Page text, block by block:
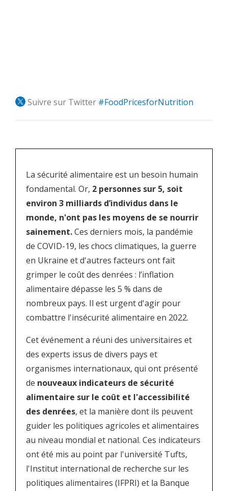
Suivre sur Twitter #FoodPricesforNutrition
La sécurité alimentaire est un besoin humain
fondamental. Or, 2 personnes sur 5, soit
environ 3 milliards d’individus dans le
monde, n'ont pas les moyens de se nourrir
sainement.Ces derniers mois, la pandémie
de COVID-19, les chocs climatiques, la guerre
en Ukraine et d'autres facteurs ont fait
grimper le coût des denrées : l’inflation
alimentaire dépasse les 5 % dans de
nombreux pays. Il est urgent d'agir pour
combattre l'insécurité alimentaire en 2022.
Cet événement a réuni des universitaires et
des experts issus de divers pays et
organismes internationaux, qui ont présenté
de nouveaux indicateurs de sécurité
alimentaire sur le coût et l'accessibilité
des denrées, et la manière dont ils peuvent
guider les politiques agricoles et alimentaires
au niveau mondial et national. Ces indicateurs
ont été mis au point par l'université Tufts,
l'Institut international de recherche sur les
politiques alimentaires (IFPRI) et la Banque